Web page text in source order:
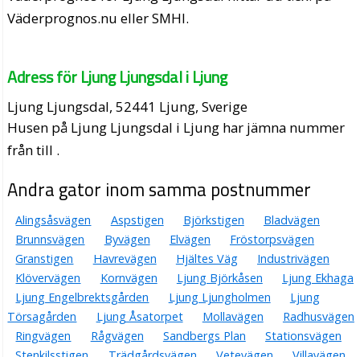
Väderprognos.nu eller SMHI.
Adress för Ljung Ljungsdal i Ljung
Ljung Ljungsdal, 52441 Ljung, Sverige
Husen på Ljung Ljungsdal i Ljung har jämna nummer
från till .
Andra gator inom samma postnummer
Alingsåsvägen Aspstigen Björkstigen
Bladvägen
Brunnsvägen
Byvägen Elvägen
Fröstorpsvägen
Granstigen
Havrevägen Hjältes Väg
Industrivägen
Klövervägen
Kornvägen Ljung Björkåsen
Ljung Ekhaga
Ljung Engelbrektsgården
Ljung Ljungholmen
Ljung
Törsagården
Ljung Åsatorpet Mollavägen
Radhusvägen
Ringvägen
Rågvägen Sandbergs Plan
Stationsvägen